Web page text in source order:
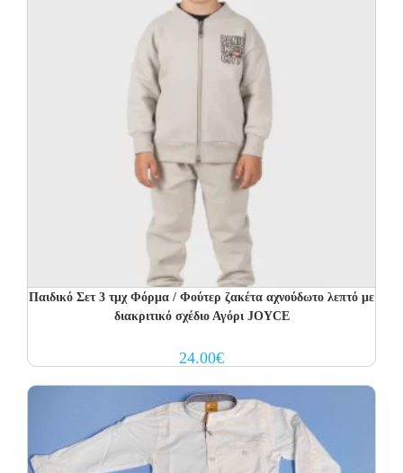
Παιδικό Σετ 3 τμχ Φόρμα / Φούτερ ζακέτα αχνούδωτο λεπτό με
διακριτικό σχέδιο Αγόρι JOYCE
24.00€